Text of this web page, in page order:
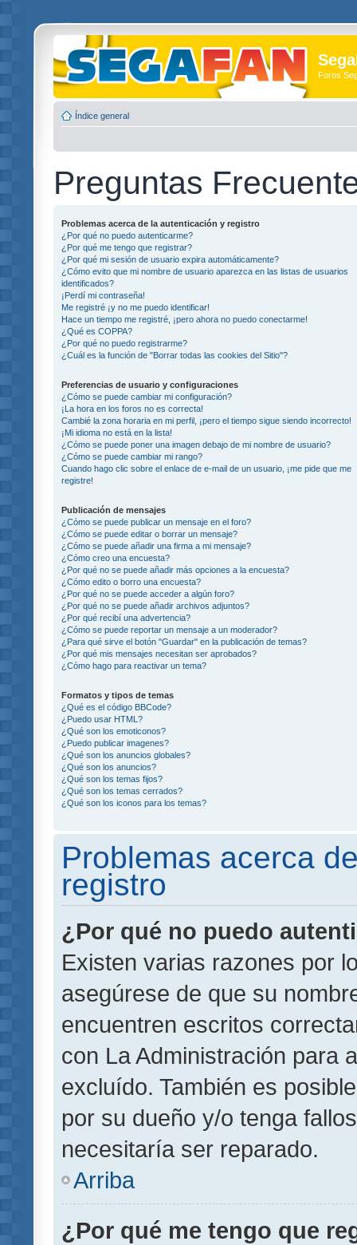
Foros
Índice general
Preguntas
Problemas acerca de la autenticación y registro
¿Por qué no puedo autenticarme?
¿Por qué me tengo que registrar?
¿Por qué mi sesión de usuario expira automáticamente?
¿Cómo evito que mi nombre de usuario aparezca en las listas de usuarios
identificados?
¡Perdí mi contraseña!
Me registré ¡y no me puedo identificar!
Hace un tiempo me registré, ¡pero ahora no puedo conectarme!
¿Qué es COPPA?
¿Por qué no puedo registrarme?
¿Cuál es la función de "Borrar todas las cookies del Sitio"?
Preferencias de usuario y configuraciones
¿Cómo se puede cambiar mi configuración?
¡La hora en los foros no es correcta!
Cambié la zona horaria en mi perfil, ¡pero el tiempo sigue siendo incorrecto!
¡Mi idioma no está en la lista!
¿Cómo se puede poner una imagen debajo de mi nombre de usuario?
¿Cómo se puede cambiar mi rango?
Cuando hago clic sobre el enlace de e-mail de un usuario, ¡me pide que me
registre!
Publicación de mensajes
¿Cómo se puede publicar un mensaje en el foro?
¿Cómo se puede editar o borrar un mensaje?
¿Cómo se puede añadir una firma a mi mensaje?
¿Cómo creo una encuesta?
¿Por qué no se puede añadir más opciones a la encuesta?
¿Cómo edito o borro una encuesta?
¿Por qué no se puede acceder a algún foro?
¿Por qué no se puede añadir archivos adjuntos?
¿Por qué recibí una advertencia?
¿Cómo se puede reportar un mensaje a un moderador?
¿Para qué sirve el botón "Guardar" en la publicación de temas?
¿Por qué mis mensajes necesitan ser aprobados?
¿Cómo hago para reactivar un tema?
Formatos y tipos de temas
¿Qué es el código BBCode?
¿Puedo usar HTML?
¿Qué son los emoticonos?
¿Puedo publicar imagenes?
¿Qué son los anuncios globales?
¿Qué son los anuncios?
¿Qué son los temas fijos?
¿Qué son los temas cerrados?
¿Qué son los iconos para los temas?
Problemas acerca
registro
¿Por qué no puedo
Existen varias razones por
asegúrese de que su
encuentren escritos
con La Administración para
excluído. También es
por su dueño y/o tenga
necesitaría ser reparado.
Arriba
¿Por qué me tengo que